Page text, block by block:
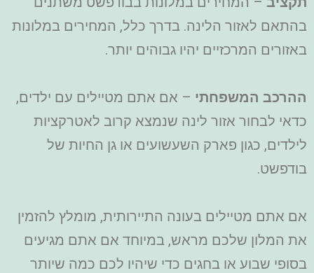
בהתאם לאזור הלינה. בדרך כלל, המחירים במלונות
באזורים המרכזיים יהיו גבוהים יותר.
ההרכב המשפחתי – אם אתם מטיילים עם ילדים,
כדאי לבחור אזור לינה שנמצא קרוב לאטרקציות
לילדים, כגון פארק השעשועים או גן החיות של
בודפשט.
אם אתם מטיילים בעונה התיירותית, מומלץ להזמין
את המלון שלכם מראש, במיוחד אם אתם מגיעים
בסופי שבוע או בחגים כדי שיהיו לכם כמה שיותר